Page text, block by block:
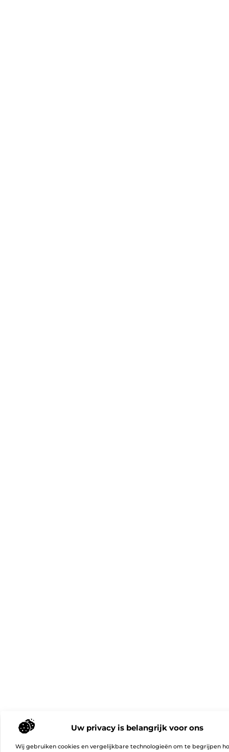
Uw privacy is belangrijk voor ons
Wij gebruiken cookies en vergelijkbare technologieën om te begrijpen